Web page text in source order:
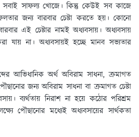
সবাই সাফল্য খোজে। কিন্তু কেউই সব কাজে
জন্য বারবার চেষ্টা করতে হয়। কোনাে
এই চেষ্টার নামই অধ্যবসায়। অধ্যবসায়
যায় না। অধ্যবসায়ই হচ্ছে মানব সভ্যতার
আভিধানিক অর্থ অবিরাম সাধনা, ক্রমাগত
পৌছানাের জন্য অবিরাম সাধনা বা ক্রমাগত চেষ্টা
ব্যর্থতায় নিরাশ না হয়ে কঠোর পরিশ্রম
পৌছানাের মধ্যেই অধ্যবসায়ের সার্থকতা